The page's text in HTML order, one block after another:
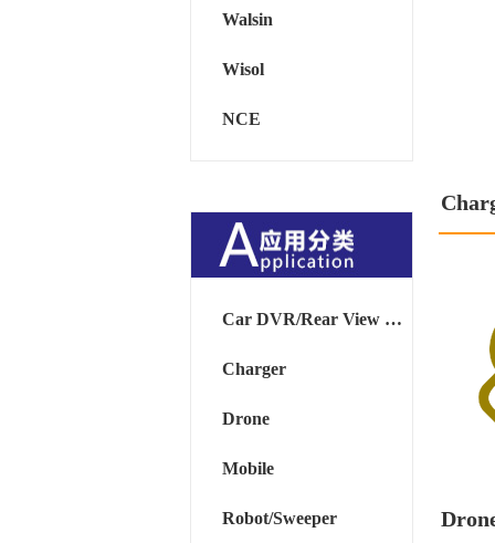
Walsin
Wisol
NCE
Car DVR/Rear View Mirror
Charger
Drone
Mobile
Robot/Sweeper